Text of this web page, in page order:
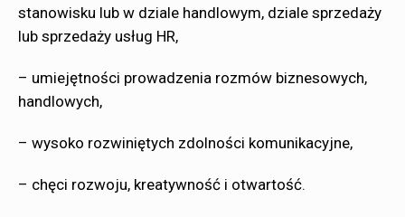
stanowisku lub w dziale handlowym, dziale sprzedaży
lub sprzedaży usług HR,
– umiejętności prowadzenia rozmów biznesowych,
handlowych,
– wysoko rozwiniętych zdolności komunikacyjne,
– chęci rozwoju, kreatywność i otwartość.